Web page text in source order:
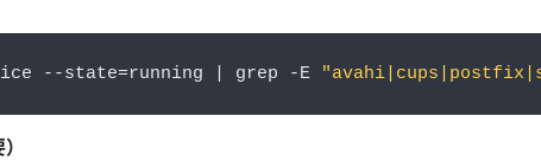
--state=running grep -E